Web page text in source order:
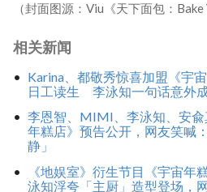
（封面图源：Viu《天下面包：Bake
相关新闻
Karina、都敬秀惊喜加盟《宇
日工读生 李泳知一句话意外
李恩智、MIMI、李泳知、安
年糕店》预告公开，网友笑喊
静」
《地娱室》衍生节目《宇宙年
泳知浮夸「主厨」造型登场，